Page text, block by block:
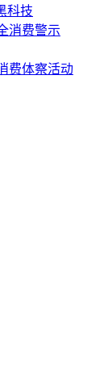
科技
消费警示
费体察活动